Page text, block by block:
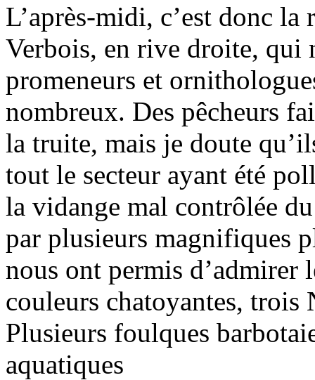
L’après-midi, c’est donc la
Verbois, en rive droite, qui
promeneurs et
nombreux. Des pêcheurs
la truite, mais je doute
tout le secteur ayant été
la vidange mal contrôlée
par plusieurs magnifiques
nous ont permis d’admirer
couleurs chatoyantes, trois
Plusieurs foulques
aquatiques